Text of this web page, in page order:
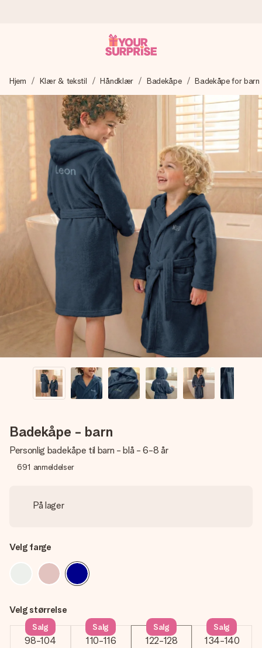
Vi lager dine gaver med omtanke og sender den avgårde så
raskt som mulig - slik at du kan gi gaven i tide, når den betyr
4,5 (basert på +15 000 anmeldelser)
Gavene våre inspirerer. Kundene gir oss 4,5 på Google
Reviews.
Gratis kort med hilsen
Lag noe unikt med bare noen få steg - med hennes navn,
et bilde av dere eller en beskjed som virkelig berører
hjertet. Ikke noe tull, bare masse kjærlighet i øyeblikket.
Hjem Klær & tekstil Håndklær Badekåpe Badekåpe for barn
Badekåpe - barn
Personlig badekåpe til barn - blå - 6-8 år
691 anmeldelser
På lager
Velg farge
Velg størrelse
98-104
Salg
110-116
Salg
122-128
Salg
134-140
Salg